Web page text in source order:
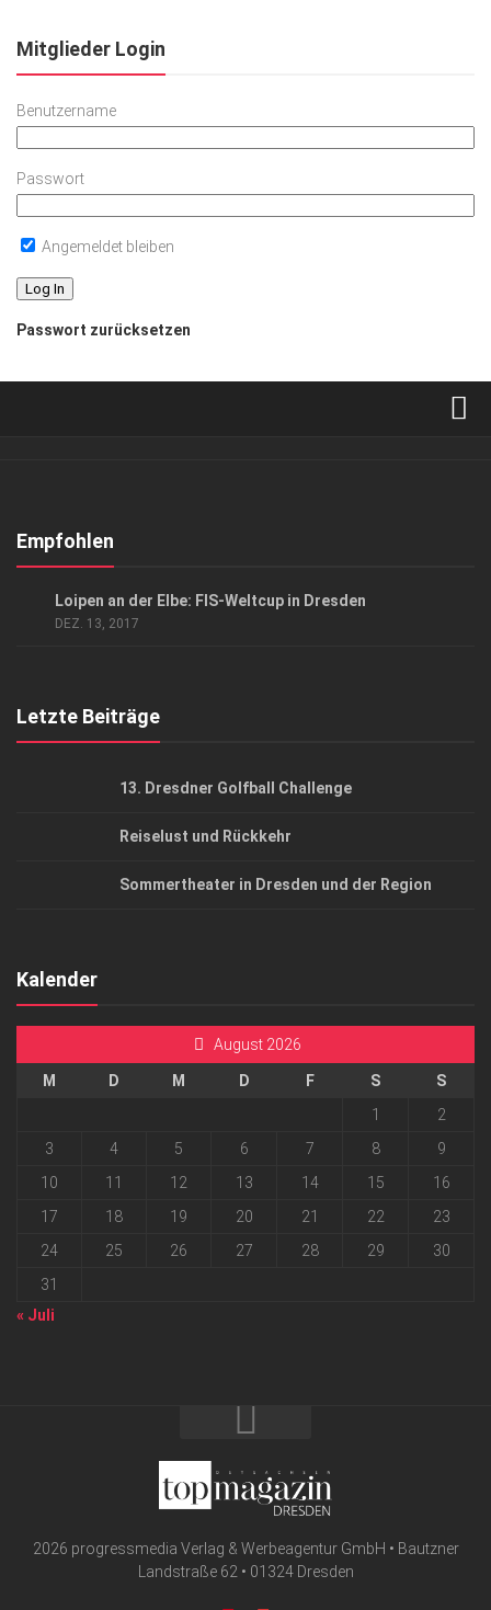
Mitglieder Login
Benutzername
Passwort
Angemeldet bleiben
Passwort zurücksetzen
Kontakt, Impressum
Empfohlen
Loipen an der Elbe: FIS-Weltcup in Dresden
DEZ. 13, 2017
Letzte Beiträge
13. Dresdner Golfball Challenge
Reiselust und Rückkehr
Sommertheater in Dresden und der Region
Kalender
August 2026
M D M D F S
S
1
2
3
4 5 6 7 8
9
10
11 12 13 14 15
16
17
18 19 20 21 22
23
24
25 26 27 28 29
30
31
« Juli
2026 progressmedia Verlag & Werbeagentur GmbH • Bautzner
Landstraße 62 • 01324 Dresden